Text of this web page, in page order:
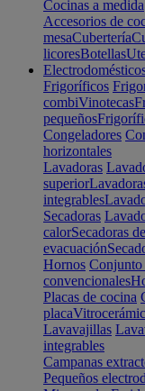
Cocinas a medida
Accesorios de
mesaCubertería
licoresBotellas
Frigoríficos
combiVinotecas
pequeños
Congeladores
horizontales
Lavadoras
superior
integrables
Secadoras
calorSecadoras
evacuación
Hornos Conjunto
convencionales
Placas de cocina
placa
Lavavajillas
integrables
Campanas
Pequeños